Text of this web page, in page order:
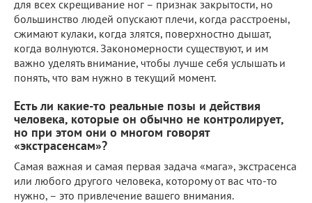
для всех скрещивание ног – признак закрытости, но
большинство людей опускают плечи, когда расстроены,
сжимают кулаки, когда злятся, поверхностно дышат,
когда волнуются. Закономерности существуют, и им
важно уделять внимание, чтобы лучше себя услышать и
понять, что вам нужно в текущий момент.
Есть ли какие-то реальные позы и действия
человека, которые он обычно не контролирует,
но при этом они о многом говорят
«экстрасенсам»?
Самая важная и самая первая задача «мага», экстрасенса
или любого другого человека, которому от вас что-то
нужно, – это привлечение вашего внимания.